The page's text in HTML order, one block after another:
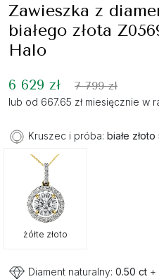
Zawieszka z
białego złota
Halo
6 629 zł 7 799 zł
lub od 667.65 zł miesięcznie w
Kruszec i próba: białe złoto
żółte złoto
Diament naturalny: 0.50 ct +